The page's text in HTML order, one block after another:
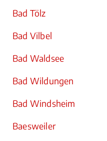
Bad Tölz
Bad Vilbel
Bad Waldsee
Bad Wildungen
Bad Windsheim
Baesweiler